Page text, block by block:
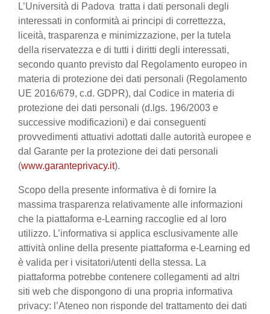
L’Università di Padova tratta i dati personali degli
interessati in conformità ai principi di correttezza,
liceità, trasparenza e minimizzazione, per la tutela
della riservatezza e di tutti i diritti degli interessati,
secondo quanto previsto dal Regolamento europeo in
materia di protezione dei dati personali (Regolamento
UE 2016/679, c.d. GDPR), dal Codice in materia di
protezione dei dati personali (d.lgs. 196/2003 e
successive modificazioni) e dai conseguenti
provvedimenti attuativi adottati dalle autorità europee e
dal Garante per la protezione dei dati personali
(www.garanteprivacy.it).
Scopo della presente informativa è di fornire la
massima trasparenza relativamente alle informazioni
che la piattaforma e-Learning raccoglie ed al loro
utilizzo. L’informativa si applica esclusivamente alle
attività online della presente piattaforma e-Learning ed
è valida per i visitatori/utenti della stessa. La
piattaforma potrebbe contenere collegamenti ad altri
siti web che dispongono di una propria informativa
privacy: l’Ateneo non risponde del trattamento dei dati